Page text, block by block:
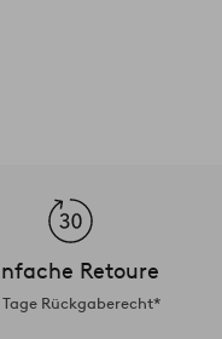
Retoure
Tage Rückgaberecht*